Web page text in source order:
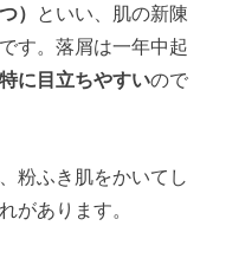
） といい、肌の新陳
す。落屑は一年中起
に目立ちやすいので
粉ふき肌をかいてし
があります。